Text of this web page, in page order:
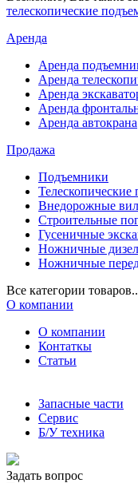
телескопические
Аренда
Аренда
Аренда
Аренда
Аренда
Аренда автокрана
Продажа
Подъемники
Телескопические
Внедорожные
Строительные
Гусеничные
Ножничные
Ножничные
Все категории
О компании
О компании
Контаткы
Статьи
Запасные части
Сервис
Б/У техника
Задать вопрос